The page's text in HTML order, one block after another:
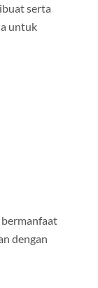
serta
untuk
bermanfaat
dengan